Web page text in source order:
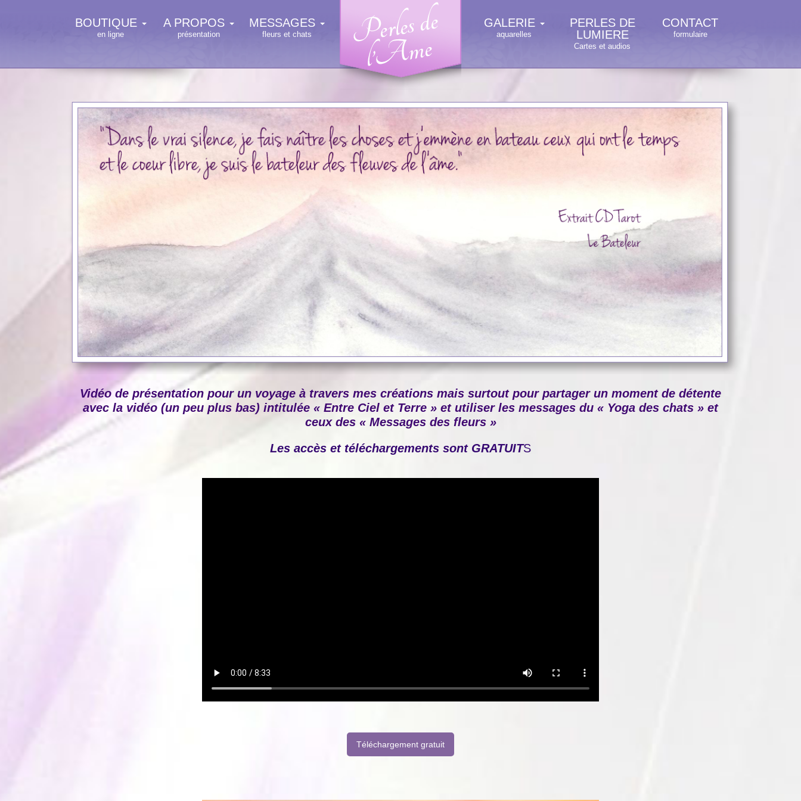
BOUTIQUE
en ligne
A PROPOS
présentation
MESSAGES
fleurs et chats
GALERIE
aquarelles
PERLES DE
LUMIERE
Cartes et audios
CONTACT
formulaire
Vidéo de présentation pour un voyage à travers mes créations mais surtout pour partager un moment de détente
avec la vidéo (un peu plus bas) intitulée « Entre Ciel et Terre » et utiliser les messages du « Yoga des chats » et
ceux des « Messages des fleurs »
Les accès et téléchargements sont GRATUITS
Téléchargement gratuit